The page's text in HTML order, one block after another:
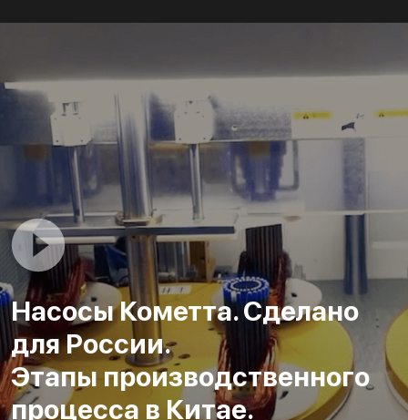
Насосы Кометта. Сделано
для России.
Этапы производственного
процесса в Китае.